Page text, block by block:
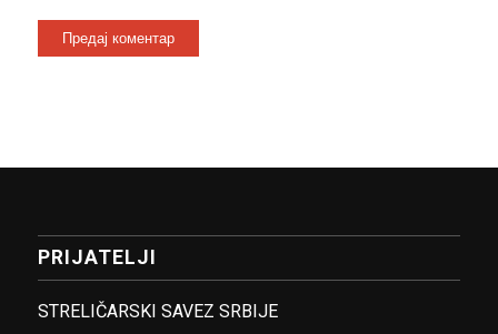
PRIJATELJI
STRELIČARSKI SAVEZ SRBIJE